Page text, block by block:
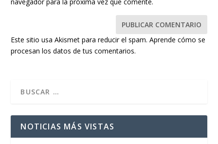
Este sitio usa Akismet para reducir el spam.Aprende cómo se
procesan los datos de tus comentarios.
NOTICIAS MÁS VISTAS